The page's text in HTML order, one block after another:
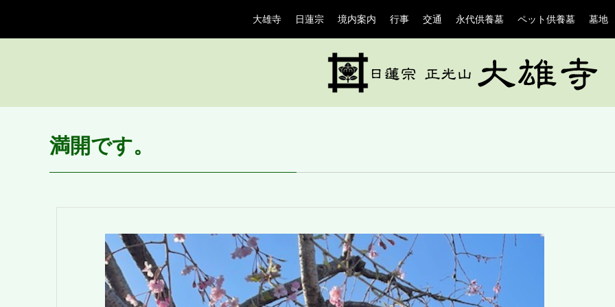
大雄寺 日蓮宗 境内案内 行事 交通 永代供養墓 ペット供養墓 墓地
満開です。